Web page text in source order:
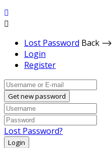
Lost Password Back ⟶
Login
Register
Get new password
Lost Password?
Login